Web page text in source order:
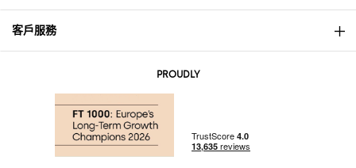
About
Community Store
客戶服務
退货与退款
PROUDLY